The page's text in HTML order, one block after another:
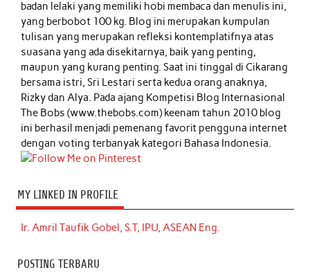
badan lelaki yang memiliki hobi membaca dan menulis ini,
yang berbobot 100 kg. Blog ini merupakan kumpulan
tulisan yang merupakan refleksi kontemplatifnya atas
suasana yang ada disekitarnya, baik yang penting,
maupun yang kurang penting. Saat ini tinggal di Cikarang
bersama istri, Sri Lestari serta kedua orang anaknya,
Rizky dan Alya. Pada ajang Kompetisi Blog Internasional
The Bobs (www.thebobs.com) keenam tahun 2010 blog
ini berhasil menjadi pemenang favorit pengguna internet
dengan voting terbanyak kategori Bahasa Indonesia.
MY LINKED IN PROFILE
Ir. Amril Taufik Gobel, S.T, IPU, ASEAN Eng.
POSTING TERBARU